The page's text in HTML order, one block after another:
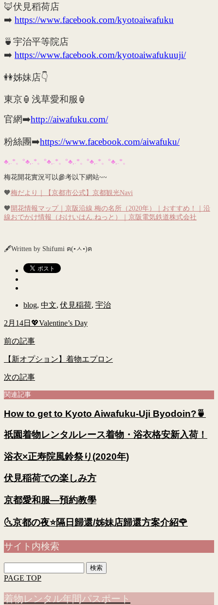
🦊伏見稻荷店
➡️ https://www.facebook.com/kyotoaiwafuku
🍵宇治平等院店
➡️ https://www.facebook.com/kyotoaiwafukuuji/
👭姊妹店👇
東京🏮浅草愛和服🏮
官網➡️http://aiwafuku.com/
粉絲團➡️https://www.facebook.com/aiwafuku/
♣,.*。°♣,.*。°♣,.*。°♣,.*。°♣,.*。°♣,.*。
梅花開花實況可以參考以下網站~~
🧡梅だより｜【京都市公式】京都観光Navi
🧡 開花情報マップ｜京阪沿線 梅の名所（2020年）｜おすすめ！｜沿
線おでかけ情報（おけいはん.ねっと）｜京阪電気鉄道株式会社
🖋Written by Shifumi ฅ(•ㅅ•)ฅ
blog, 中文,伏見稲荷, 宇治
2月14日💖Valentine’s Day
前の記事
【新オプション】着物エプロン
次の記事
関連記事
How to get to Kyoto Aiwafuku-Uji Byodoin?🍵
祇園着物レンタルレース着物・浴衣格安新入荷！
浴衣×正寿院風鈴祭り(2020年)
伏見稲荷での楽しみ方
京都愛和服—預約教學
🌜京都の夜⭐隔日歸還/姊妹店歸還方案介紹🌹
サイト内検索
索:
PAGE TOP
着物レンタル年間パスポート